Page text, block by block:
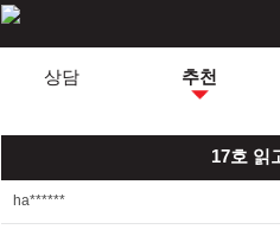
상담 추천
17호 읽
ha******